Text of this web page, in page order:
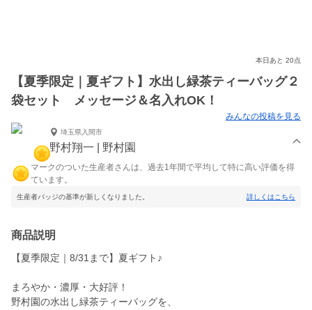
本日あと 20点
【夏季限定｜夏ギフト】水出し緑茶ティーバッグ２
袋セット メッセージ＆名入れOK！
みんなの投稿を見る
埼玉県入間市
野村翔一 | 野村園
マークのついた生産者さんは、過去1年間で平均して特に高い評価を得
ています。
生産者バッジの基準が新しくなりました。 詳しくはこちら
商品説明
【夏季限定｜8/31まで】夏ギフト♪
まろやか・濃厚・大好評！
野村園の水出し緑茶ティーバッグを、